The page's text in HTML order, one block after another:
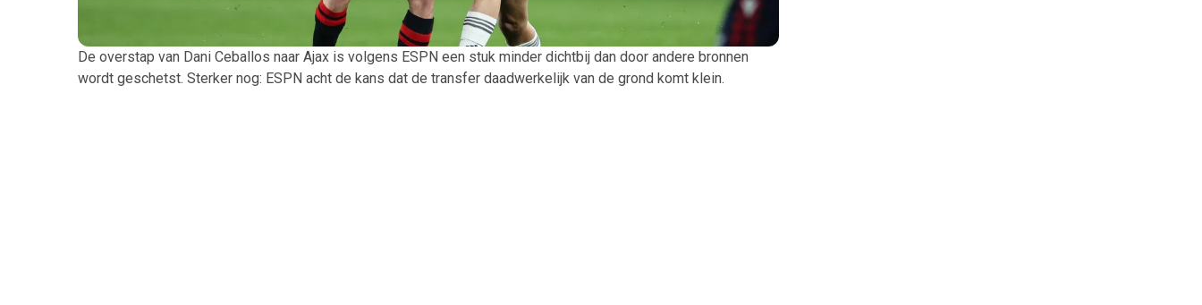
De overstap van Dani Ceballos naar Ajax is volgens ESPN een stuk minder dichtbij dan door andere bronnen
wordt geschetst. Sterker nog: ESPN acht de kans dat de transfer daadwerkelijk van de grond komt klein.